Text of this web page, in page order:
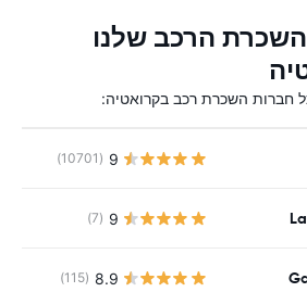
הרכב שלנו
חברות השכרת רכב בקרואטיה:
9
(10701)
9
(7)
8.9
(115)